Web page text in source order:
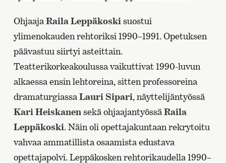
OhjaajaRaila Leppäkoski suostui
ylimenokauden rehtoriksi 1990–1991. Opetuksen
päävastuu siirtyi asteittain.
Teatterikorkeakoulussa vaikuttivat 1990-luvun
alkaessa ensin lehtoreina, sitten professoreina
dramaturgiassaLauri Sipari, näyttelijäntyössä
Kari Heiskanen sekä ohjaajantyössäRaila
Leppäkoski. Näin oli opettajakuntaan rekrytoitu
vahvaa ammatillista osaamista edustava
opettajapolvi. Leppäkosken rehtorikaudella 1990–